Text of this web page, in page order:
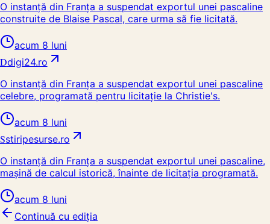
O instanță din Franța a suspendat exportul unei pascaline
construite de Blaise Pascal, care urma să fie licitată.
acum 8 luni
Ddigi24.ro
O instanță din Franța a suspendat exportul unei pascaline
celebre, programată pentru licitație la Christie's.
acum 8 luni
Sstiripesurse.ro
O instanță din Franța a suspendat exportul unei pascaline,
mașină de calcul istorică, înainte de licitația programată.
acum 8 luni
Continuă cu ediția